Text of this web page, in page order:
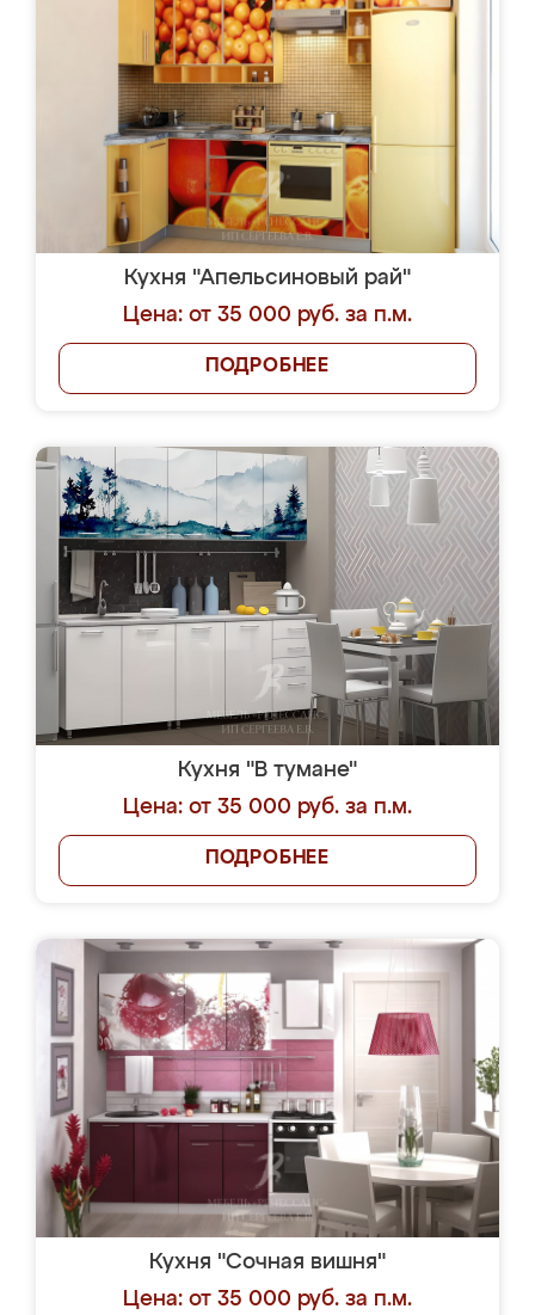
Кухня "Апельсиновый рай"
Цена: от 35 000 руб. за п.м.
ПОДРОБНЕЕ
Кухня "В тумане"
Цена: от 35 000 руб. за п.м.
ПОДРОБНЕЕ
Кухня "Сочная вишня"
Цена: от 35 000 руб. за п.м.